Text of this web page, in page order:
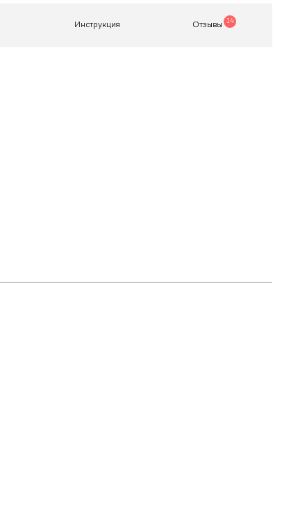
Инструкция Отзывы 14